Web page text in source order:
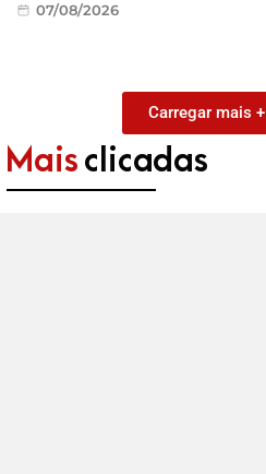
07/08/2026
Carregar mais +
Mais clicadas